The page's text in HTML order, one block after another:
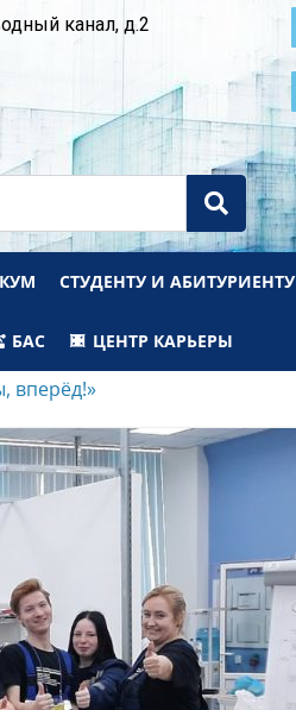
канал, д.2
СТУДЕНТУ И АБИТУРИЕНТУ
БАС ЦЕНТР КАРЬЕРЫ
вперёд!»